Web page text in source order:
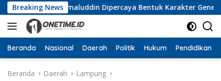
Langsung
ke
konten
Breaking News
Wan Jamaluddin Dipercaya Bentuk Karakter Generasi
Beranda Nasional Daerah Politik Hukum Pendidikan
Beranda Daerah Lampung